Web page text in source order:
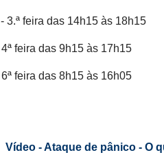
feira das 14h15 às 18h15
das 9h15 às 17h15
das 8h15 às 16h05
Vídeo - Ataque de pânico - O